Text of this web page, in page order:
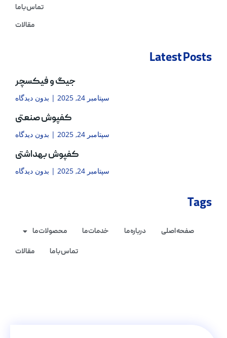
تماس با ما
مقالات
Latest Posts
جیگ و فیکسچر
سپتامبر 24, 2025 بدون دیدگاه
کفپوش صنعتی
سپتامبر 24, 2025 بدون دیدگاه
کفپوش بهداشتی
سپتامبر 24, 2025 بدون دیدگاه
Tags
صفحه اصلی درباره ما خدمات ما
محصولات ما
تماس با ما
مقالات